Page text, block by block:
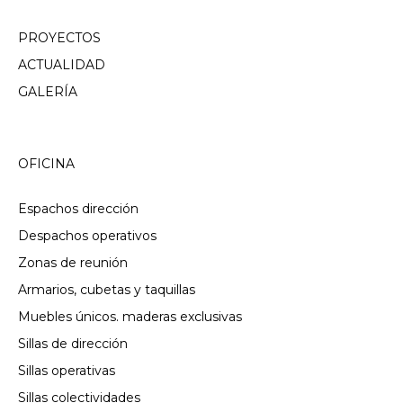
PROYECTOS
ACTUALIDAD
GALERÍA
OFICINA
Espachos dirección
Despachos operativos
Zonas de reunión
Armarios, cubetas y taquillas
Muebles únicos. maderas exclusivas
Sillas de dirección
Sillas operativas
Sillas colectividades